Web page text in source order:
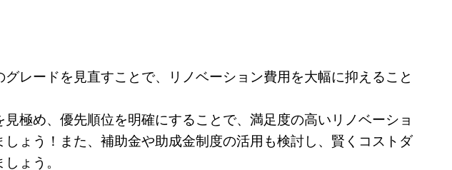
グレードを見直すことで、リノベーション費用を大幅に抑えること
見極め、優先順位を明確にすることで、満足度の高いリノベーショ
しょう！また、補助金や助成金制度の活用も検討し、賢くコストダ
ょう。